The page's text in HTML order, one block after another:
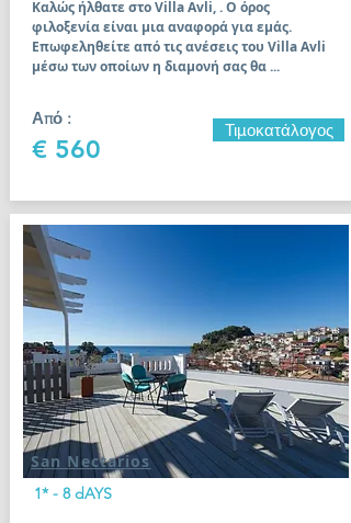
Καλώς ήλθατε στο Villa Avli, . Ο όρος
φιλοξενία είναι μια αναφορά για εμάς.
Επωφεληθείτε από τις ανέσεις του Villa Avli
μέσω των οποίων η διαμονή σας θα ...
Από :
€ 560
Τιμοκατάλογος
San Nectarios
1* - 8 dAYS